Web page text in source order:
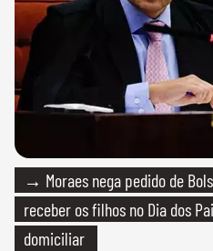
→ Moraes nega pedido de
receber os filhos no Dia dos
domiciliar